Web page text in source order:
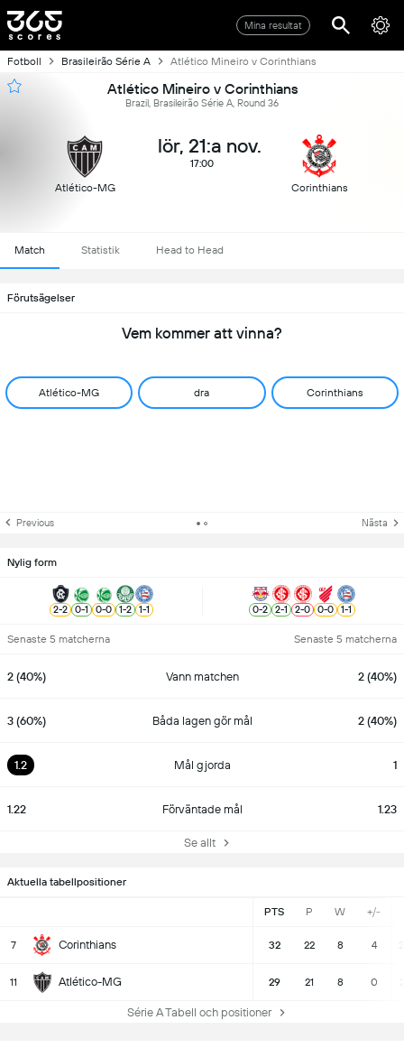
Mina resultat
Fotboll Brasileirão Série A Atlético Mineiro v Corinthians
Atlético Mineiro v Corinthians
Brazil, Brasileirão Série A, Round 36
Atlético-MG
lör, 21:a nov.
17:00
Corinthians
Match Statistik Head to Head
Förutsägelser
Vem kommer att vinna?
Atlético-MG dra Corinthians
Previous Nästa
Nylig form
2-2 0-1 0-0 1-2 1-1 0-2 2-1 2-0 0-0 1-1
Senaste 5 matcherna Senaste 5 matcherna
2 (40%) Vann matchen 2 (40%)
3 (60%) Båda lagen gör mål 2 (40%)
1.2 Mål gjorda 1
1.22 Förväntade mål 1.23
Se allt
Aktuella tabellpositioner
PTS P W +/-
7 Corinthians 32 22 8 4
11 Atlético-MG 29 21 8 0
Série A Tabell och positioner